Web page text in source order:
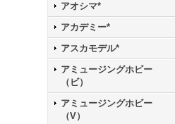
アオシマ*
アカデミー*
アスカモデル*
アミュージングホビー
（ビ）
アミュージングホビー
（V）